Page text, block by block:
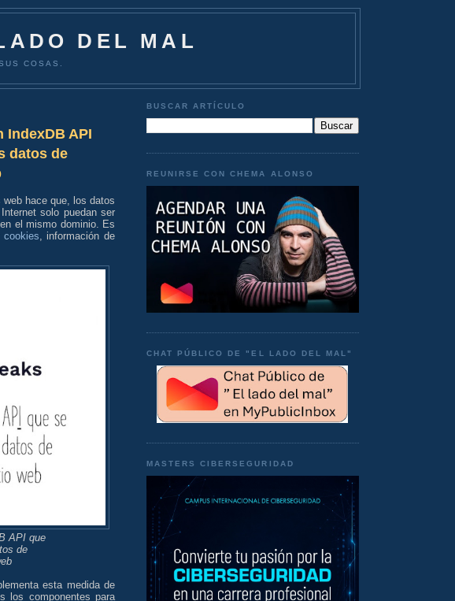
DEL MAL
COSAS.
IndexDB API
datos de
hace que, los datos
solo puedan ser
el mismo dominio. Es
cookies , información de
API que
de
esta medida de
los componentes para
BUSCAR ARTÍCULO
REUNIRSE CON CHEMA ALONSO
CHAT PÚBLICO DE "EL LADO DEL MAL"
MASTERS CIBERSEGURIDAD